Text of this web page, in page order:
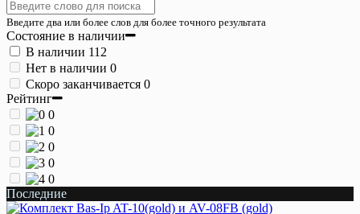
Введите два или более слов для более точного результата
Состояние в наличии
В наличии 112
Нет в наличии 0
Скоро заканчивается 0
Рейтинг
0
0
0
0
0
Последние